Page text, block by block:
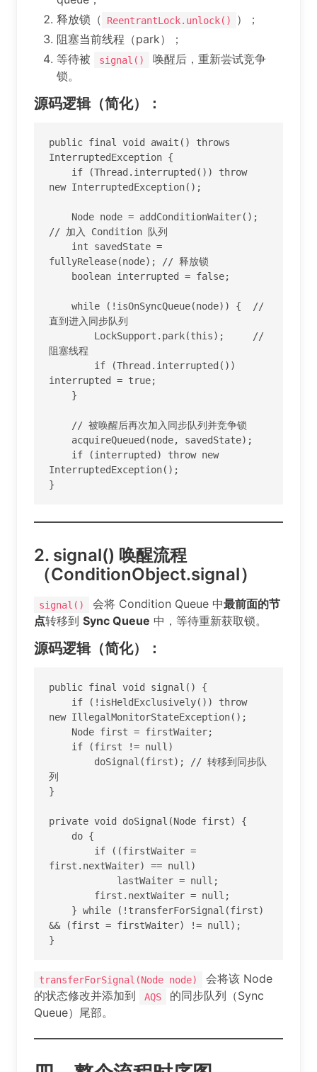
释放锁（
ReentrantLock.unlock()
）；
阻塞当前线程（park）；
等待被
signal()
唤醒后，重新尝试竞争
锁。
源码逻辑（简化）：
public final void await() throws
InterruptedException {
new InterruptedException();
// 加入 Condition 队列
fullyRelease(node); // 释放锁
直到进入同步队列
阻塞线程
interrupted = true;
InterruptedException();
}
2. signal() 唤醒流程
（ConditionObject.signal）
signal() 会将 Condition Queue 中最前面的节
点转移到 Sync Queue 中，等待重新获取锁。
源码逻辑（简化）：
public final void signal() {
new IllegalMonitorStateException();
列
}
private void doSignal(Node first) {
first.nextWaiter) == null)
&& (first = firstWaiter) != null);
}
transferForSignal(Node node)
会将该 Node
的状态修改并添加到
AQS
的同步队列（Sync
Queue）尾部。